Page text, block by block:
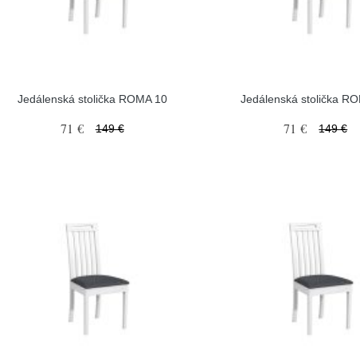
Jedálenská stolička ROMA 10
71 € 149 €
Jedálenská stolička
71 € 149 €